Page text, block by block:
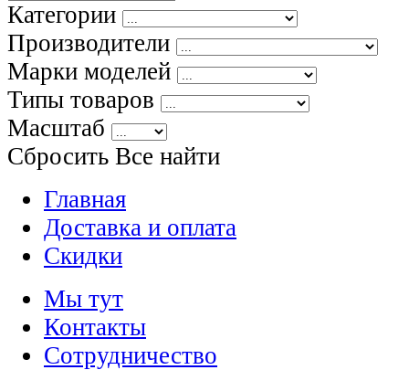
Категории
Производители
Марки моделей
Типы товаров
Масштаб
Сбросить Все найти
Главная
Доставка и оплата
Скидки
Мы тут
Контакты
Сотрудничество